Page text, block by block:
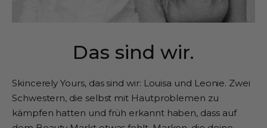
Das sind wir.
Skincerely Yours, das sind wir: Louisa und Leonie. Zwei
Schwestern, die selbst mit Hautproblemen zu
kämpfen hatten und früh erkannt haben, dass auf